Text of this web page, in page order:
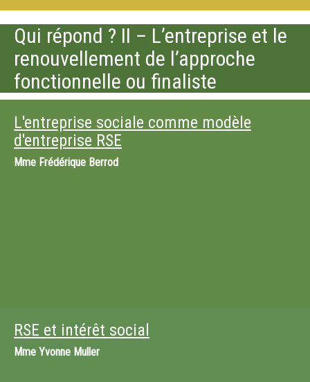
Qui répond ? II – L’entreprise et le
renouvellement de l’approche
fonctionnelle ou finaliste
L'entreprise sociale comme modèle
d'entreprise RSE
Mme Frédérique Berrod
RSE et intérêt social
Mme Yvonne Muller